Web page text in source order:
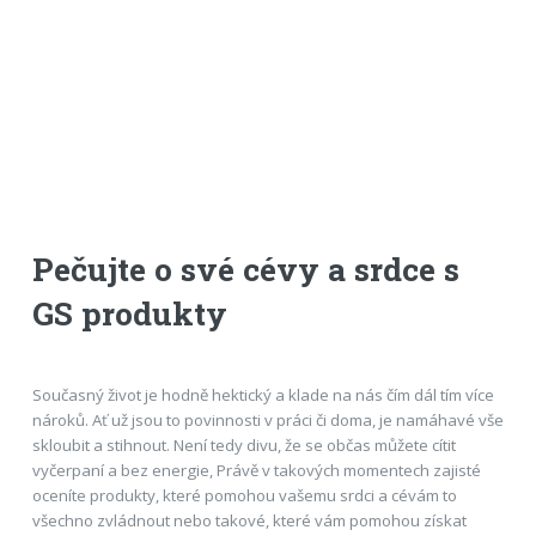
Pečujte o své cévy a srdce s
GS produkty
Současný život je hodně hektický a klade na nás čím dál tím více
nároků. Ať už jsou to povinnosti v práci či doma, je namáhavé vše
skloubit a stihnout. Není tedy divu, že se občas můžete cítit
vyčerpaní a bez energie, Právě v takových momentech zajisté
oceníte produkty, které pomohou vašemu srdci a cévám to
všechno zvládnout nebo takové, které vám pomohou získat